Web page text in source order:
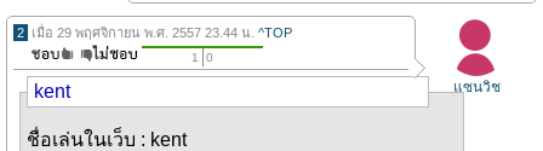
แซนวิช
2 เมื่อ 29 พฤศจิกายน พ.ศ. 2557 23.44 น. ^TOP
1 0
kent
ชื่อเล่นในเว็บ : kent